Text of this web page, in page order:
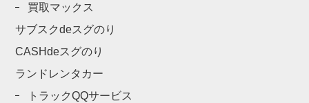
買取マックス
サブスクdeスグのり
CASHdeスグのり
ランドレンタカー
トラックQQサービス